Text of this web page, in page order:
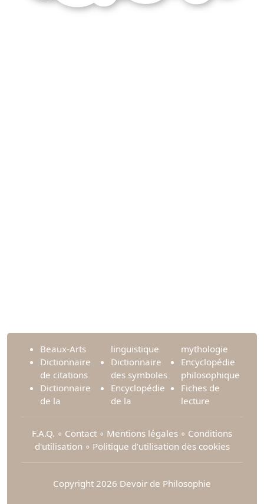
Beaux-Arts
Dictionnaire
de citations
Dictionnaire
de la
linguistique
Dictionnaire
des symboles
Encyclopédie
de la
mythologie
Encyclopédie
philosophique
Fiches de
lecture
F.A.Q. ∘ Contact ∘ Mentions légales ∘ Conditions
d'utilisation ∘ Politique d’utilisation des cookies
Copyright 2026 Devoir de Philosophie